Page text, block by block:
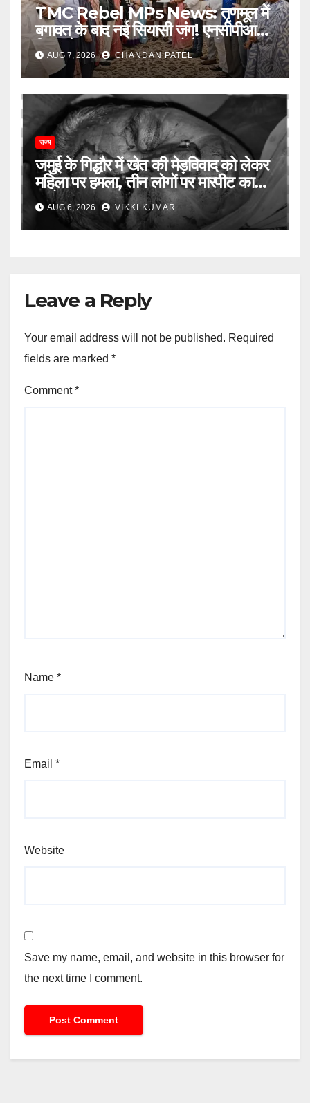
TMC Rebel MPs News: तृणमूल में
बगावत के बाद नई सियासी जंग! एनसीपीआई में
विलय के बावजूद बागी सांसदों में बढ़ी
खींचतान, भाजपा को लेकर भी दो राय
AUG 7, 2026 CHANDAN PATEL
राज्य
जमुई के गिद्धौर में खेत की मेड़विवाद को लेकर
महिला पर हमला, तीन लोगों पर मारपीट का
आरोप
AUG 6, 2026 VIKKI KUMAR
Leave a Reply
Your email address will not be published. Required
fields are marked *
Comment*
Name *
Email *
Website
Save my name, email, and website in this browser for
the next time I comment.